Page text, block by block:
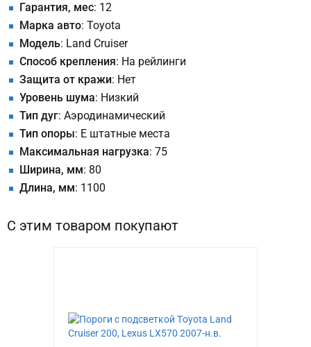
Гарантия, мес: 12
Марка авто: Toyota
Модель: Land Cruiser
Способ крепления: На рейлинги
Защита от кражи: Нет
Уровень шума: Низкий
Тип дуг: Аэродинамический
Тип опоры: E штатные места
Максимальная нагрузка: 75
Ширина, мм: 80
Длина, мм: 1100
С этим товаром покупают